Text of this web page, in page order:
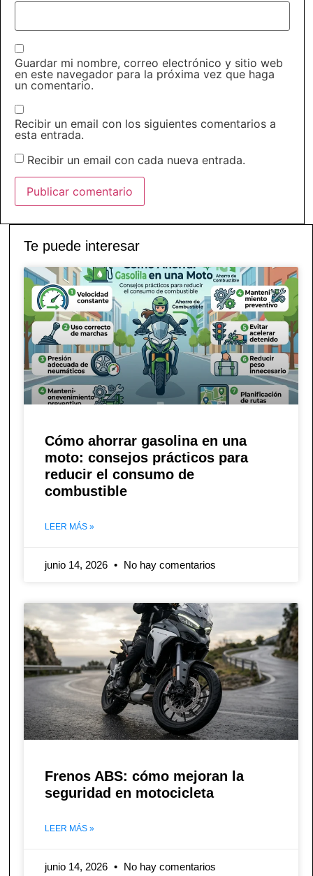
Guardar mi nombre, correo electrónico y sitio web
en este navegador para la próxima vez que haga
un comentario.
Recibir un email con los siguientes comentarios a
esta entrada.
Recibir un email con cada nueva entrada.
Te puede interesar
Cómo ahorrar gasolina en una
moto: consejos prácticos para
reducir el consumo de
combustible
LEER MÁS »
junio 14, 2026 No hay comentarios
Frenos ABS: cómo mejoran la
seguridad en motocicleta
LEER MÁS »
junio 14, 2026 No hay comentarios